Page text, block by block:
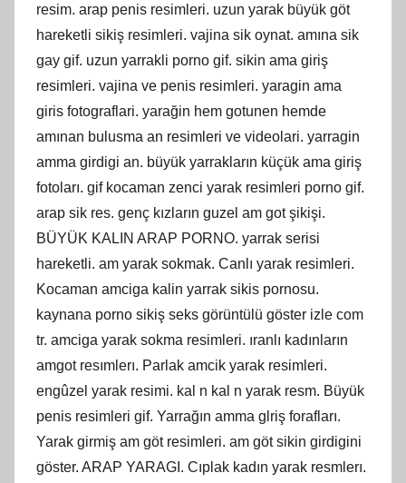
resim. arap penis resimleri. uzun yarak büyük göt
hareketli sikiş resimleri. vajina sik oynat. amına sik
gay gif. uzun yarrakli porno gif. sikin ama giriş
resimleri. vajina ve penis resimleri. yaragin ama
giris fotograflari. yarağin hem gotunen hemde
amınan bulusma an resimleri ve videolari. yarragin
amma girdigi an. büyük yarrakların küçük ama giriş
fotoları. gif kocaman zenci yarak resimleri porno gif.
arap sik res. genç kızların guzel am got şikişi.
BÜYÜK KALIN ARAP PORNO. yarrak serisi
hareketli. am yarak sokmak. Canlı yarak resimleri.
Kocaman amciga kalin yarrak sikis pornosu.
kaynana porno sikiş seks görüntülü göster izle com
tr. amciga yarak sokma resimleri. ıranlı kadınların
amgot resımlerı. Parlak amcik yarak resimleri.
engûzel yarak resimi. kal n kal n yarak resm. Büyük
penis resimleri gif. Yarrağın amma glriş forafları.
Yarak girmiş am göt resimleri. am göt sikin girdigini
göster. ARAP YARAGI. Cıplak kadın yarak resmlerı.